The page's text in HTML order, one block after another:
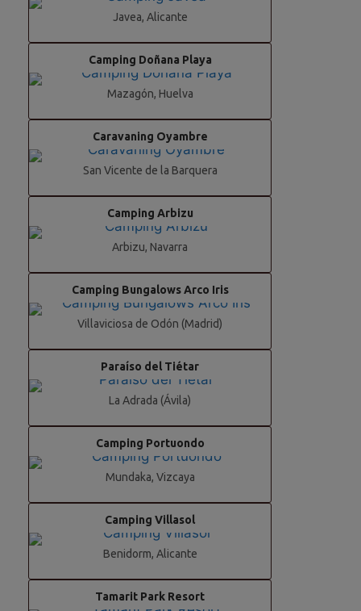
Javea, Alicante
Camping Doñana Playa
Mazagón, Huelva
Caravaning Oyambre
San Vicente de la Barquera
Camping Arbizu
Arbizu, Navarra
Camping Bungalows Arco Iris
Villaviciosa de Odón (Madrid)
Paraíso del Tiétar
La Adrada (Ávila)
Camping Portuondo
Mundaka, Vizcaya
Camping Villasol
Benidorm, Alicante
Tamarit Park Resort